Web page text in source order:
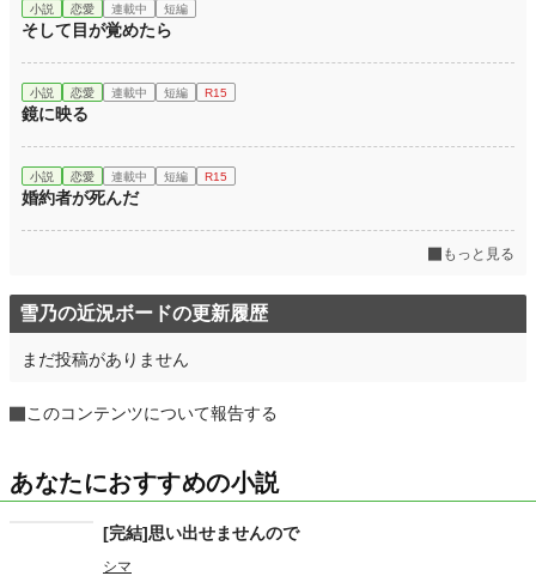
小説 恋愛 連載中 短編
そして目が覚めたら
小説 恋愛 連載中 短編 R15
鏡に映る
小説 恋愛 連載中 短編 R15
婚約者が死んだ
もっと見る
雪乃の近況ボードの更新履歴
まだ投稿がありません
このコンテンツについて報告する
あなたにおすすめの小説
[完結]思い出せませんので
シマ